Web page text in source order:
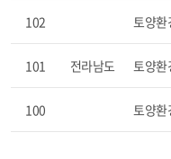
102 토양환
101 전라남도 토양환
100 토양환